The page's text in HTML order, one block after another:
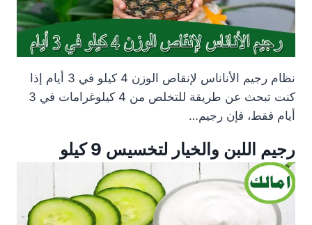
نظام رجيم الأناناس لإنقاص الوزن 4 كيلو في 3 أيام إذا
كنت تبحث عن طريقة للتخلص من 4 كيلوغرامات في 3
أيام فقط، فإن رجيم…
رجيم اللبن والخيار لتخسيس 9 كيلو